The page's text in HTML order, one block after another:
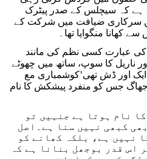
ہے کہ سیچلس کے صدر پیٹرک
سرکاری ضیافت میں شرکت کے
کھانا منگوایا تھا۔
کی عبارت کسی نظم کی مانند
ناریل کا سوپ، ساتھ میں چھوٹے
‘ ایک اور ڈش تھی’کوشمباری مع
جھاگ جس کو منفرد پیشکش کا نام
نام ہوتا ہے جنہیں تو
کبھی نہیں سنا ہے۔اصل
نہیں ہے، بلکہ کھانے کو
اس قدر بوجھل بنانا ہے کہ